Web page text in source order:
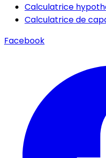
Calculatrice
Calculatrice de
Facebook